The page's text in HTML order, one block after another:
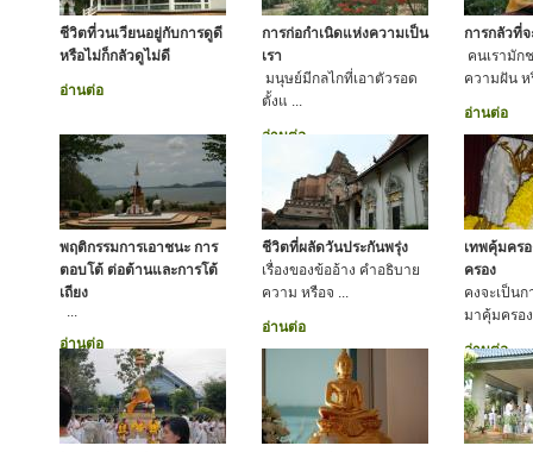
ชีวิตที่วนเวียนอยู่กับการดูดี
หรือไม่ก็กลัวดูไม่ดี
อ่านต่อ
การก่อกำเนิดแห่งความเป็น
เรา
มนุษย์มีกลไกที่เอาตัวรอด
ตั้งแ ...
อ่านต่อ
การกลัวที่จ
คนเรามัก
ความฝัน ห
อ่านต่อ
พฤติกรรมการเอาชนะ การ
ตอบโต้ ต่อต้านและการโต้
เถียง
...
อ่านต่อ
ชีวิตที่ผลัดวันประกันพรุ่ง
เรื่องของข้ออ้าง คำอธิบาย
ความ หรือจ ...
อ่านต่อ
เทพคุ้มคร
ครอง
คงจะเป็น
มาคุ้มครอง
อ่านต่อ